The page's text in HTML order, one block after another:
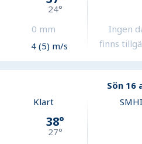
24°
0 mm
4 (5) m/s
Ingen
finns
Sön 16
Klart
38°
27°
SMHI